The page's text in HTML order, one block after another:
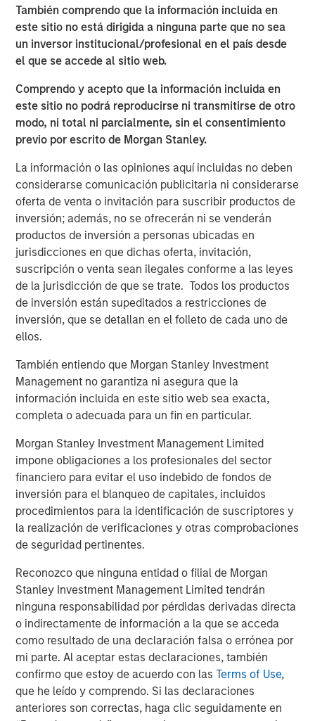
También comprendo que la información incluida en
este sitio no está dirigida a ninguna parte que no sea
un inversor institucional/profesional en el país desde
el que se accede al sitio web.
Comprendo y acepto que la información incluida en
este sitio no podrá reproducirse ni transmitirse de otro
modo, ni total ni parcialmente, sin el consentimiento
previo por escrito de Morgan Stanley.
La información o las opiniones aquí incluidas no deben
considerarse comunicación publicitaria ni considerarse
oferta de venta o invitación para suscribir productos de
inversión; además, no se ofrecerán ni se venderán
productos de inversión a personas ubicadas en
jurisdicciones en que dichas oferta, invitación,
suscripción o venta sean ilegales conforme a las leyes
de la jurisdicción de que se trate. Todos los productos
de inversión están supeditados a restricciones de
inversión, que se detallan en el folleto de cada uno de
ellos.
También entiendo que Morgan Stanley Investment
Management no garantiza ni asegura que la
información incluida en este sitio web sea exacta,
completa o adecuada para un fin en particular.
Morgan Stanley Investment Management Limited
impone obligaciones a los profesionales del sector
financiero para evitar el uso indebido de fondos de
inversión para el blanqueo de capitales, incluidos
procedimientos para la identificación de suscriptores y
la realización de verificaciones y otras comprobaciones
de seguridad pertinentes.
Reconozco que ninguna entidad o filial de Morgan
Stanley Investment Management Limited tendrán
ninguna responsabilidad por pérdidas derivadas directa
o indirectamente de información a la que se acceda
como resultado de una declaración falsa o errónea por
mi parte. Al aceptar estas declaraciones, también
confirmo que estoy de acuerdo con lasTerms of Use,
que he leído y comprendo. Si las declaraciones
anteriores son correctas, haga clic seguidamente en
netting under various scenarios, demonstrating that
catch-up provisions can create a concave region in the
performance fee function. This means that netting can
sometimes lead to higher fees, contrary to the expected
understanding the interplay between expected returns,
volatility, and correlation between individual funds, as
these factors significantly influence the outcomes of fee
netting.
Implications for Investors
Investors must carefully consider the structure of their
private investment portfolios and the specific fee
arrangements in place. We suggest that while fee netting
may offer benefits in certain contexts, it is not universally
advantageous. Investors should evaluate the expected
characteristics of their investments, including return
distributions and the presence of catch-up provisions, to
determine whether fee netting aligns with their financial
goals.
their assumptions about performance fee netting in
private investments. By understanding the nuanced
effects of catch-up provisions and other factors,
investors can make more informed decisions about their
For a deeper exploration of these findings, please read
the full-length insight here.
Portfolio Solutions Group
The Portfolio Solutions Group is a comprehensive multi-
asset business, with activity across all asset strategies
that span fully liquid (public assets), comprehensive
(public and private assets) and fully private portfolios.
Offerings are delivered via a managed portfolio or model,
in discretionary or advisory format.
ARTÍCULOS RELACIONADOS
CARON’S CORNER